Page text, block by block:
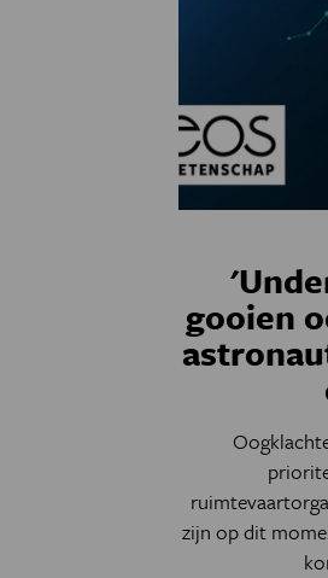
gooien
zijn op dit